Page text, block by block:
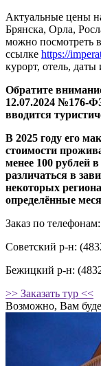
Актуальные цены
Брянска, Орла,
можно посмотреть
ссылке https://
курорт, отель, даты
Обратите
12.07.2024 №176-
вводится
В 2025 году его
стоимости
менее 100 рублей
различаться в
некоторых
определённые
Заказ по телефонам:
Советский р-н:
Бежицкий р-н:
>> Заказать тур <<
Возможно, Вам